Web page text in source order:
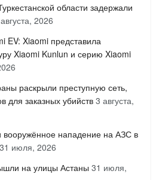
области задержали
2026
EV: Xiaomi представила
Xiaomi Kunlun и серию Xiaomi
раскрыли преступную сеть,
для заказных убийств 3 августа,
вооружённое нападение на АЗС в
31 июля, 2026
на улицы Астаны 31 июля,